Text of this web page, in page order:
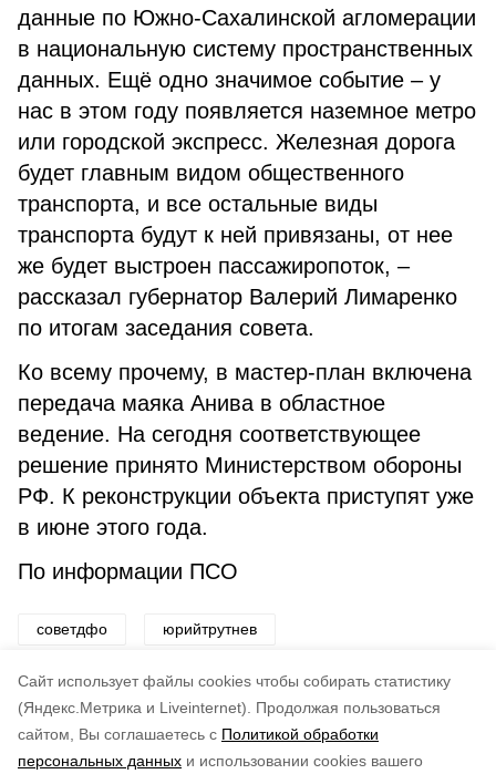
Cайт использует файлы cookies чтобы собирать статистику
(Яндекс.Метрика и Liveinternet).
Продолжая пользоваться
сайтом, Вы соглашаетесь с Политикой обработки
персональных данных и использовании cookies вашего
данные по Южно-Сахалинской агломерации
в национальную систему пространственных
данных. Ещё одно значимое событие – у
нас в этом году появляется наземное метро
или городской экспресс. Железная дорога
будет главным видом общественного
транспорта, и все остальные виды
транспорта будут к ней привязаны, от нее
же будет выстроен пассажиропоток, –
рассказал губернатор Валерий Лимаренко
по итогам заседания совета.
Ко всему прочему, в мастер-план включена
передача маяка Анива в областное
ведение. На сегодня соответствующее
решение принято Министерством обороны
РФ. К реконструкции объекта приступят уже
в июне этого года.
По информации ПСО
советдфо юрийтрутнев
губернаторвалерийлимаренко